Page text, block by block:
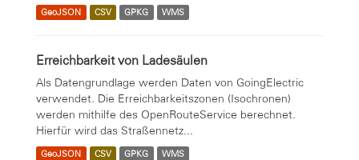
GeoJSON CSV GPKG WMS
Erreichbarkeit von Ladesäulen
Als Datengrundlage werden Daten von GoingElectric
verwendet. Die Erreichbarkeitszonen (Isochronen)
werden mithilfe des OpenRouteService berechnet.
Hierfür wird das Straßennetz...
GeoJSON CSV GPKG WMS